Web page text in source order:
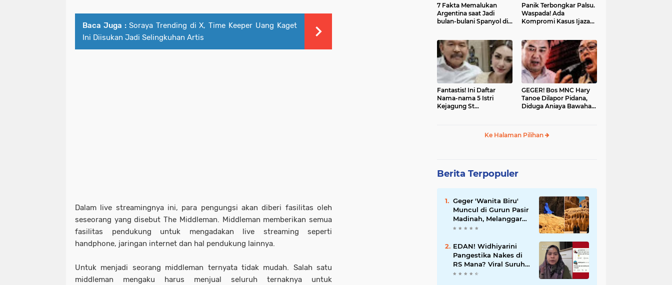
Baca Juga : Soraya Trending di X, Time Keeper Uang Kaget
Ini Diisukan Jadi Selingkuhan Artis
Dalam live streamingnya ini, para pengungsi akan diberi fasilitas oleh
seseorang yang disebut The Middleman. Middleman memberikan semua
fasilitas pendukung untuk mengadakan live streaming seperti
handphone, jaringan internet dan hal pendukung lainnya.
Untuk menjadi seorang middleman ternyata tidak mudah. Salah satu
middleman mengaku harus menjual seluruh ternaknya untuk
7 Fakta Memalukan
Argentina saat Jadi
bulan-bulani Spanyol di
Panik Terbongkar Palsu.
Waspada! Ada
Kompromi Kasus Ijazah
Fantastis! Ini Daftar
Nama-nama 5 Istri
Kejagung St
GEGER! Bos MNC Hary
Tanoe Dilapor Pidana,
Diduga Aniaya Bawahan,
Ke Halaman Pilihan
Berita Terpopuler
Geger 'Wanita Biru'
Muncul di Gurun Pasir
Madinah, Melanggar
Tabu Syariat Selama
EDAN! Widhiyarini
Pangestika Nakes di
RS Mana? Viral Suruh
Pasien BPJS Potong